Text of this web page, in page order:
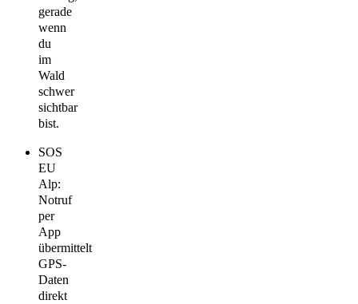
gerade
wenn
du
im
Wald
schwer
sichtbar
bist.
SOS
EU
Alp:
Notruf
per
App
übermittelt
GPS-
Daten
direkt